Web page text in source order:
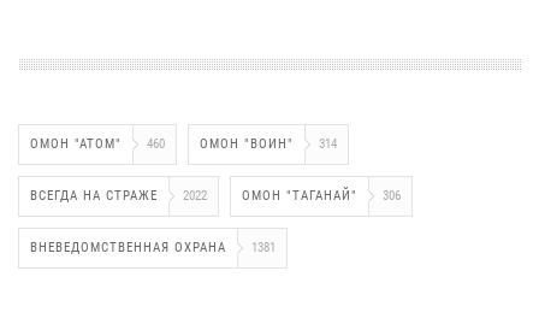
ОМОН "АТОМ" 460 ОМОН "ВОИН" 314
ВСЕГДА НА СТРАЖЕ 2022 ОМОН "ТАГАНАЙ" 306
ВНЕВЕДОМСТВЕННАЯ ОХРАНА 1381